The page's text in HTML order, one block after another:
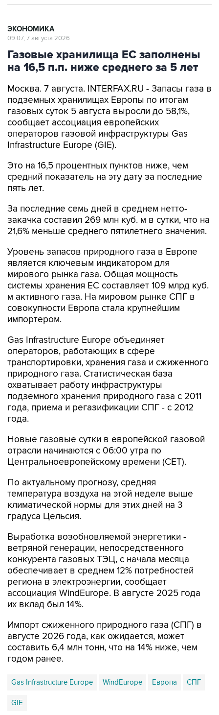
ЭКОНОМИКА
09:07, 7 августа 2026
Газовые хранилища ЕС заполнены
на 16,5 п.п. ниже среднего за 5 лет
Москва. 7 августа. INTERFAX.RU - Запасы газа в
подземных хранилищах Европы по итогам
газовых суток 5 августа выросли до 58,1%,
сообщает ассоциация европейских
операторов газовой инфраструктуры Gas
Infrastructure Europe (GIE).
Это на 16,5 процентных пунктов ниже, чем
средний показатель на эту дату за последние
пять лет.
За последние семь дней в среднем нетто-
закачка составил 269 млн куб. м в сутки, что на
21,6% меньше среднего пятилетнего значения.
Уровень запасов природного газа в Европе
является ключевым индикатором для
мирового рынка газа. Общая мощность
системы хранения ЕС составляет 109 млрд куб.
м активного газа. На мировом рынке СПГ в
совокупности Европа стала крупнейшим
импортером.
Gas Infrastructure Europe объединяет
операторов, работающих в сфере
транспортировки, хранения газа и сжиженного
природного газа. Статистическая база
охватывает работу инфраструктуры
подземного хранения природного газа с 2011
года, приема и регазификации СПГ - с 2012
года.
Новые газовые сутки в европейской газовой
отрасли начинаются c 06:00 утра по
Центральноевропейскому времени (CET).
По актуальному прогнозу, средняя
температура воздуха на этой неделе выше
климатической нормы для этих дней на 3
градуса Цельсия.
Выработка возобновляемой энергетики -
ветряной генерации, непосредственного
конкурента газовых ТЭЦ, с начала месяца
обеспечивает в среднем 12% потребностей
региона в электроэнергии, сообщает
ассоциация WindEurope. В августе 2025 года
их вклад был 14%.
Импорт сжиженного природного газа (СПГ) в
августе 2026 года, как ожидается, может
составить 6,4 млн тонн, что на 14% ниже, чем
годом ранее.
Gas Infrastructure Europe WindEurope Европа СПГ
GIE